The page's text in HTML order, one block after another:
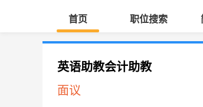
首页 职位搜索
英语助教会计助教
面议